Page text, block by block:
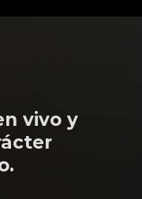
vivo y